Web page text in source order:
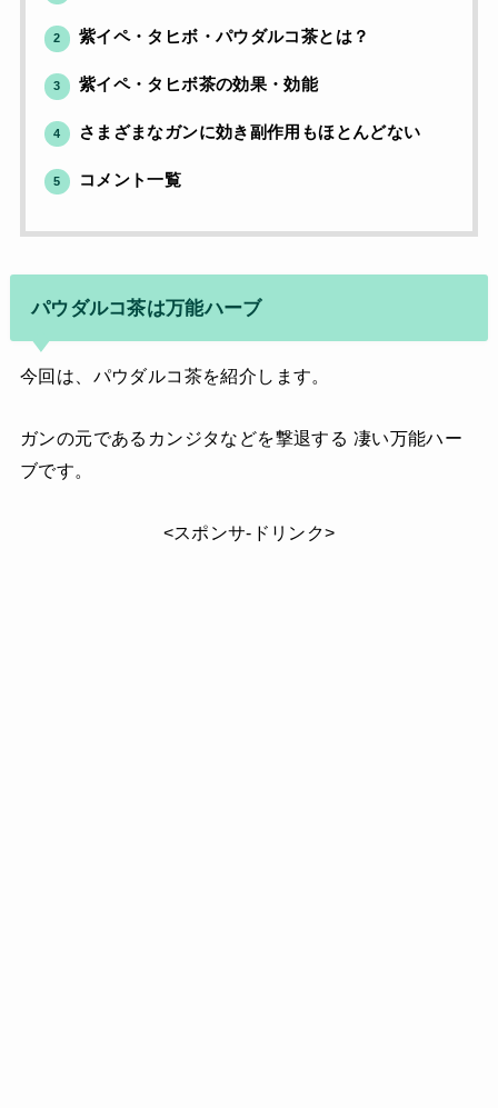
2 紫イペ・タヒボ・パウダルコ茶とは？
3 紫イペ・タヒボ茶の効果・効能
4 さまざまなガンに効き副作用もほとんどない
5 コメント一覧
パウダルコ茶は万能ハーブ
今回は、パウダルコ茶を紹介します。
ガンの元であるカンジタなどを撃退する 凄い万能ハー
ブです。
<スポンサ-ドリンク>